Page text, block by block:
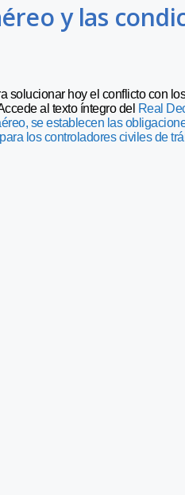
y las
solucionar hoy el conflicto con
al texto íntegro del Real
se establecen las
los controladores civiles de